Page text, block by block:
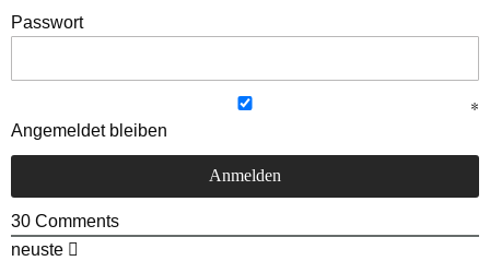
Passwort
Angemeldet bleiben
30 Comments
neuste